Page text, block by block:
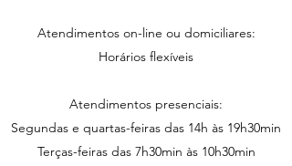
Atendimentos on-line ou domiciliares:
Horários flexíveis
Atendimentos presenciais:
Segundas e quartas-feiras das 14h às 19h30min
Terças-feiras das 7h30min às 10h30min